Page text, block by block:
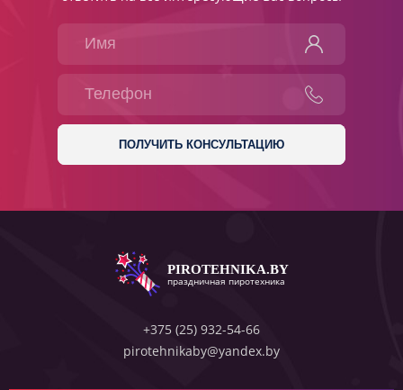
PIROTEHNIKA.BY
праздничная пиротехника
+375 (25) 932-54-66
pirotehnikaby@yandex.by